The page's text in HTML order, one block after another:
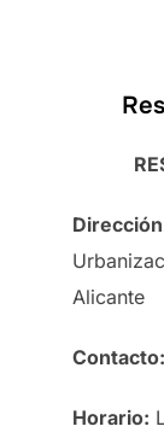
Alicante
Contacto:
Horario: